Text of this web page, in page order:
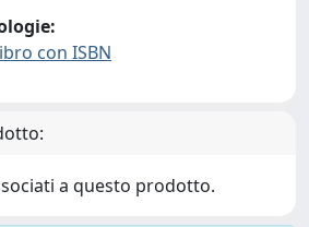
con ISBN
a questo prodotto.